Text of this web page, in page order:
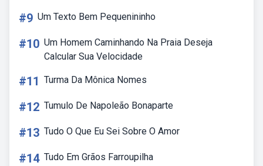
#9 Um Texto Bem Pequenininho
#10 Um Homem Caminhando Na Praia Deseja
Calcular Sua Velocidade
#11 Turma Da Mônica Nomes
#12 Tumulo De Napoleão Bonaparte
#13 Tudo O Que Eu Sei Sobre O Amor
#14 Tudo Em Grãos Farroupilha